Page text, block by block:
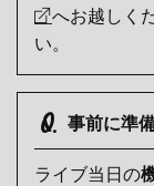
へお越しく
い。
Q. 事前に準
ライブ当日の